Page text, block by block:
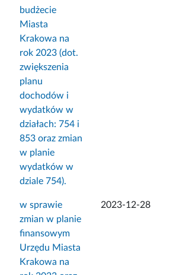
budżecie
Miasta
Krakowa na
rok 2023 (dot.
zwiększenia
planu
dochodów i
wydatków w
działach: 754 i
853 oraz zmian
w planie
wydatków w
dziale 754).
w sprawie
zmian w planie
finansowym
Urzędu Miasta
Krakowa na
2023-12-28